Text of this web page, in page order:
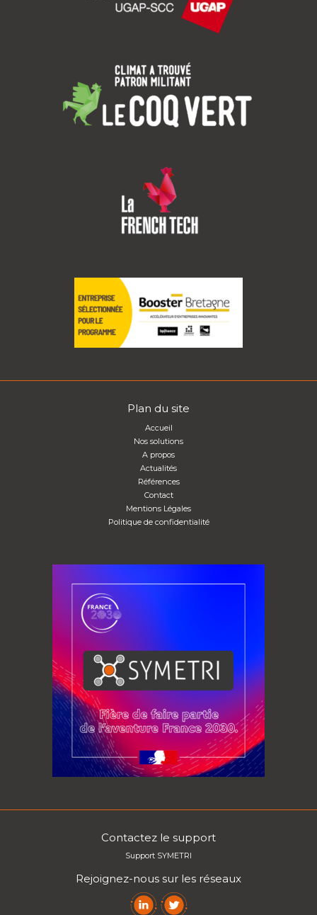
Plan du site
Accueil
Nos solutions
A propos
Actualités
Références
Contact
Mentions Légales
Politique de confidentialité
Contactez le support
Support SYMETRI
Rejoignez-nous sur les réseaux